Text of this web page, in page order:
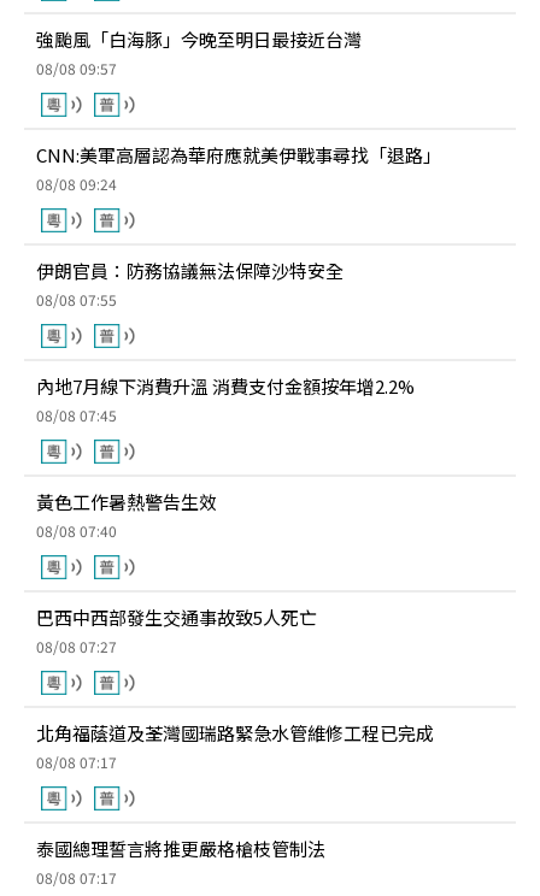
強颱風「白海豚」今晚至明日最接近台灣
08/08 09:57
CNN:美軍高層認為華府應就美伊戰事尋找「退路」
08/08 09:24
伊朗官員：防務協議無法保障沙特安全
08/08 07:55
內地7月線下消費升溫 消費支付金額按年增2.2%
08/08 07:45
黃色工作暑熱警告生效
08/08 07:40
巴西中西部發生交通事故致5人死亡
08/08 07:27
北角福蔭道及荃灣國瑞路緊急水管維修工程已完成
08/08 07:17
泰國總理誓言將推更嚴格槍枝管制法
08/08 07:17